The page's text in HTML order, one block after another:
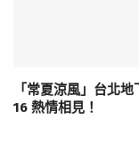
「常夏涼風」台北
16 熱情相見！